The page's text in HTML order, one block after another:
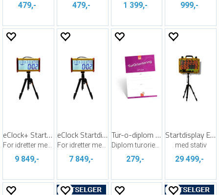
479,- 479,- 1 399,- 999,-
eClock+ Startdisplay
For idretter med intervallstart
9 849,-
eClock Startdisplay
For idretter med intervallstart
7 849,-
Tur-o-diplom 25 pk
Diplom turorientering, nytt design
279,-
Startdisplay ESD3
med stativ
29 499,-